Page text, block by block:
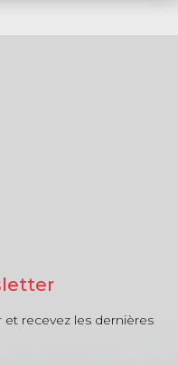
recevez les dernières